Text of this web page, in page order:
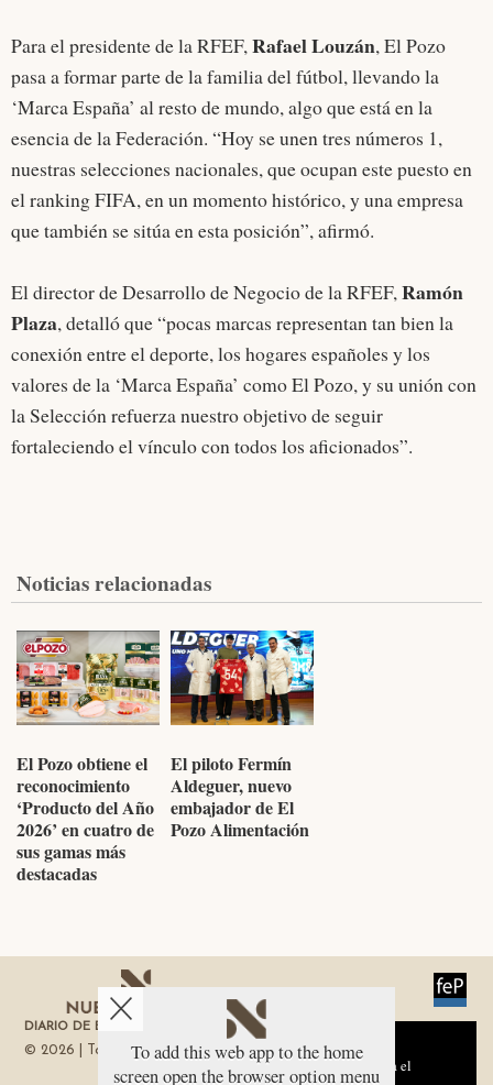
Para el presidente de la RFEF,Rafael Louzán, El Pozo
pasa a formar parte de la familia del fútbol, llevando la
‘Marca España’ al resto de mundo, algo que está en la
esencia de la Federación. “Hoy se unen tres números 1,
nuestras selecciones nacionales, que ocupan este puesto en
el ranking FIFA, en un momento histórico, y una empresa
que también se sitúa en esta posición”, afirmó.
El director de Desarrollo de Negocio de la RFEF,Ramón
Plaza, detalló que “pocas marcas representan tan bien la
conexión entre el deporte, los hogares españoles y los
valores de la ‘Marca España’ como El Pozo, y su unión con
la Selección refuerza nuestro objetivo de seguir
fortaleciendo el vínculo con todos los aficionados”.
Noticias relacionadas
El Pozo obtiene el
reconocimiento
‘Producto del Año
2026’ en cuatro de
sus gamas más
destacadas
El piloto Fermín
Aldeguer, nuevo
embajador de El
Pozo Alimentación
DIARIO DE ECONOMÍA DE LA REGIÓN DE MURCIA
© 2026 | Todos los derechos reservados
To add this web app to the home
screen open the browser option menu
Aviso sobre el Uso de cookies:
Utilizamos cookies nuestras y de terceros para el